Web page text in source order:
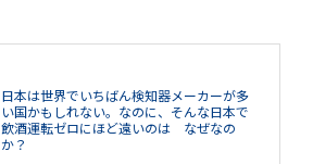
日本は世界でいちばん検知器メーカーが多
い国かもしれない。なのに、そんな日本で
飲酒運転ゼロにほど遠いのは なぜなの
か？